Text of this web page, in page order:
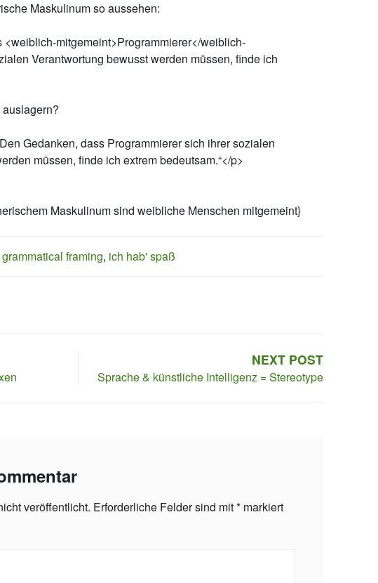
Maskulinum so aussehen:
<weiblich-mitgemeint>Programmierer</weiblich-
Verantwortung bewusst werden müssen, finde ich
Gedanken, dass Programmierer sich ihrer sozialen
müssen, finde ich extrem bedeutsam.“</p>
Maskulinum sind weibliche Menschen mitgemeint}
grammatical framing, ich hab' spaß
NEXT POST
Sprache & künstliche Intelligenz = Stereotype
veröffentlicht. Erforderliche Felder sind mit* markiert